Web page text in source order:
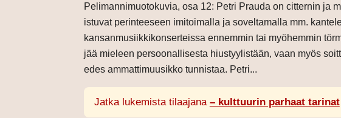
Pelimannimuotokuvia, osa 12: Petri Prauda on citternin ja
istuvat perinteeseen imitoimalla ja soveltamalla mm.
kansanmusiikkikonserteissa ennemmin tai myöhemmin
jää mieleen persoonallisesta hiustyylistään, vaan myös
edes ammattimuusikko tunnistaa. Petri...
Jatka lukemista tilaajana – kulttuurin parhaat tarinat